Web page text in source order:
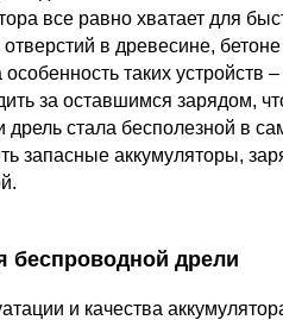
все равно хватает для
в древесине, бетоне
таких устройств
за оставшимся зарядом,
дрель стала бесполезной в
запасные аккумуляторы,
беспроводной дрели
и качества